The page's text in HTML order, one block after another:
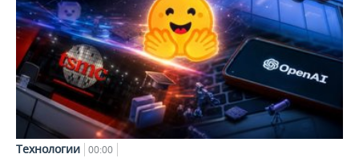
Технологии 00:00